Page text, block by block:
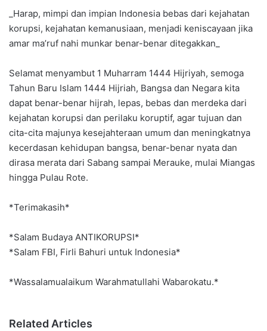
_Harap, mimpi dan impian Indonesia bebas dari kejahatan
korupsi, kejahatan kemanusiaan, menjadi keniscayaan jika
amar ma’ruf nahi munkar benar-benar ditegakkan_
Selamat menyambut 1 Muharram 1444 Hijriyah, semoga
Tahun Baru Islam 1444 Hijriah, Bangsa dan Negara kita
dapat benar-benar hijrah, lepas, bebas dan merdeka dari
kejahatan korupsi dan perilaku koruptif, agar tujuan dan
cita-cita majunya kesejahteraan umum dan meningkatnya
kecerdasan kehidupan bangsa, benar-benar nyata dan
dirasa merata dari Sabang sampai Merauke, mulai Miangas
hingga Pulau Rote.
*Terimakasih*
*Salam Budaya ANTIKORUPSI*
*Salam FBI, Firli Bahuri untuk Indonesia*
*Wassalamualaikum Warahmatullahi Wabarokatu.*
Related Articles